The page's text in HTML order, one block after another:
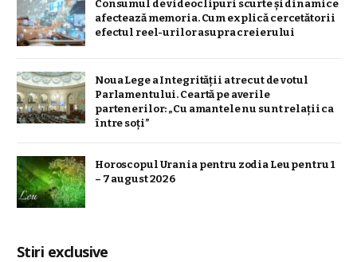
Consumul de videoclipuri scurte și dinamice
afectează memoria. Cum explică cercetătorii
efectul reel-urilor asupra creierului
Noua Lege a Integrității a trecut de votul
Parlamentului. Ceartă pe averile
partenerilor: „Cu amantele nu sunt relații ca
între soți”
Horoscopul Urania pentru zodia Leu pentru 1
– 7 august 2026
Stiri exclusive